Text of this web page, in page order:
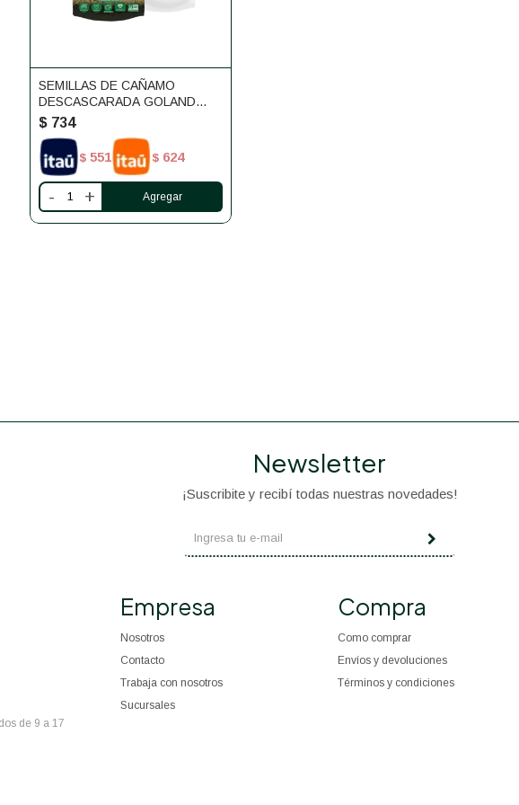
SEMILLAS DE CAÑAMO
DESCASCARADA GOLAND
250G
$ 734
$ 551 $ 624
- +
de 9 a 17
Empresa
Nosotros
Contacto
Trabaja con nosotros
Sucursales
Compra
Como comprar
Envíos y devoluciones
Términos y condiciones
Newsletter
¡Suscribite y recibí todas nuestras novedades!